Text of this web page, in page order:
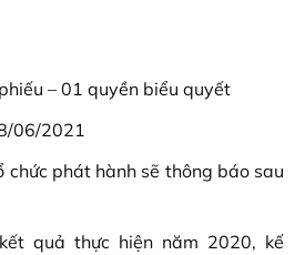
– 01 quyền biểu quyết
06/2021
chức phát hành sẽ thông báo sau
quả thực hiện năm 2020, kế